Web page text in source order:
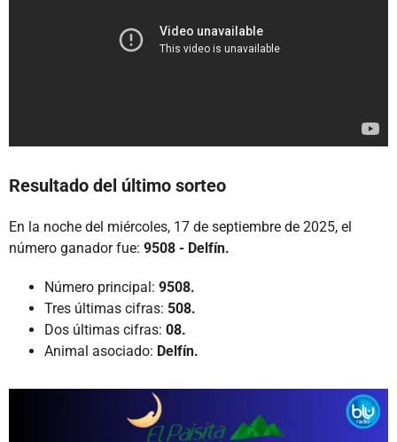
Resultado del último sorteo
En la noche del miércoles, 17 de septiembre de 2025, el
número ganador fue: 9508 - Delfín.
Número principal: 9508.
Tres últimas cifras: 508.
Dos últimas cifras: 08.
Animal asociado: Delfín.